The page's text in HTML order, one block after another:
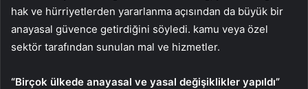
hak ve hürriyetlerden yararlanma açısından da büyük bir
anayasal güvence getirdiğini söyledi. kamu veya özel
sektör tarafından sunulan mal ve hizmetler.
“Birçok ülkede anayasal ve yasal değişiklikler yapıldı”